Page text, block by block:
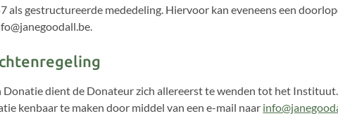
als gestructureerde mededeling. Hiervoor kan eveneens een
Donatie dient de Donateur zich allereerst te wenden tot het
kenbaar te maken door middel van een e-mail naar